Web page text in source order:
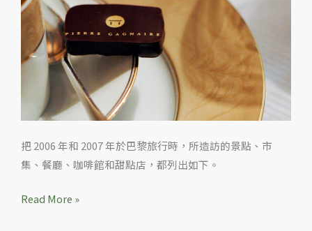
把 2006 年和 2007 年於巴黎旅行時，所造訪的景點、市
集、餐廳、咖啡館和甜點店，都列出如下。
景
點、
餐
廳、
咖
啡
館、
甜
點
克
Read More »